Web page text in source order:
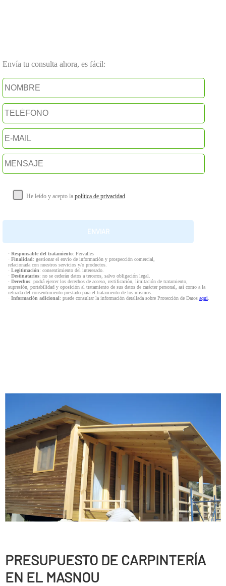
Envía tu consulta ahora, es fácil:
He leído y acepto la política de privacidad.
· Responsable del tratamiento: Fervalles
· Finalidad: gestionar el envío de información y prospección comercial,
relacionada con nuestros servicios y/o productos.
· Legitimación: consentimiento del interesado.
· Destinatarios: no se cederán datos a terceros, salvo obligación legal.
· Derechos: podrá ejercer los derechos de acceso, rectificación, limitación de tratamiento,
supresión, portabilidad y oposición al tratamiento de sus datos de carácter personal, así como a la
retirada del consentimiento prestado para el tratamiento de los mismos.
· Información adicional: puede consultar la información detallada sobre Protección de Datos aquí.
PRESUPUESTO DE CARPINTERÍ­A
EN EL MASNOU